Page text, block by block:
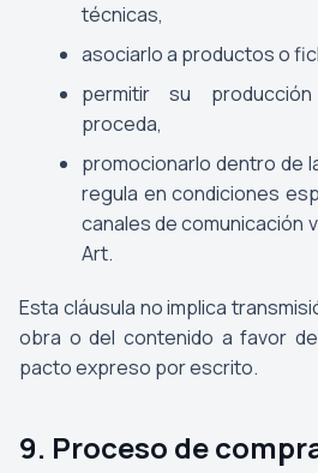
técnicas,
asociarlo a productos o
permitir su
proceda,
promocionarlo dentro de
regula en condiciones
canales de comunicación
Art.
Esta cláusula no implica
obra o del contenido a favor
pacto expreso por escrito.
9. Proceso de